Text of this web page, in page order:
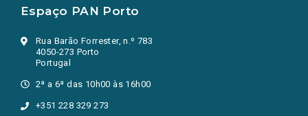
Espaço PAN Porto
Rua Barão Forrester, n.º 783
4050-273 Porto
Portugal
2ª a 6ª das 10h00 às 16h00
+351 228 329 273